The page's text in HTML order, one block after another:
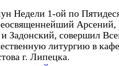
Недели 1-ой по
Арсений,
Задонский, совершил
литургию в
г. Липецка.